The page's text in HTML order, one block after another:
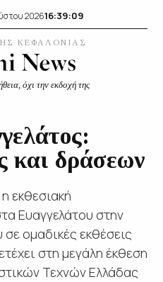
202616:39:11
ΚΕΦΑΛΟΝΙΑΣ
όχι την εκδοχή της
και δράσεων
εκθεσιακή
Ευαγγελάτου στην
ομαδικές εκθέσεις
στη μεγάλη έκθεση
Τεχνών Ελλάδας